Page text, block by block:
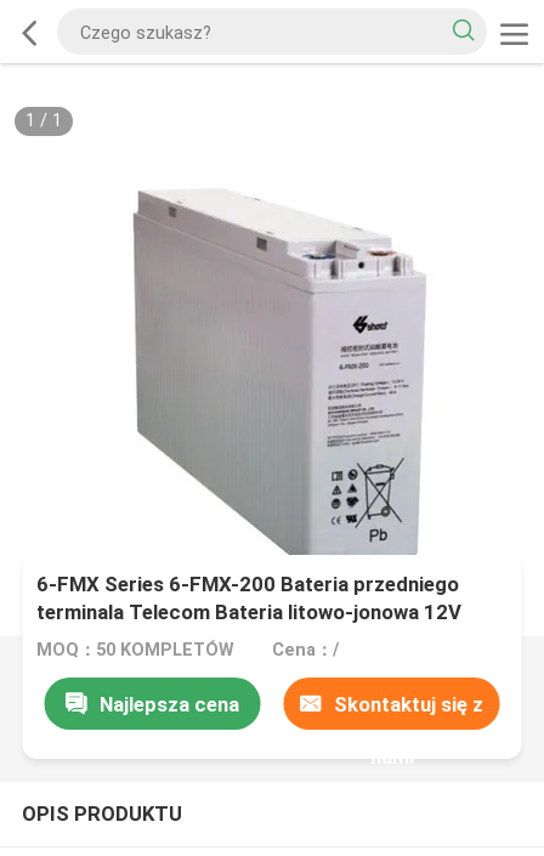
1 / 1
6-FMX Series 6-FMX-200 Bateria przedniego
terminala Telecom Bateria litowo-jonowa 12V
MOQ：50 KOMPLETÓW Cena：/
Najlepsza cena Skontaktuj się z
nami
OPIS PRODUKTU